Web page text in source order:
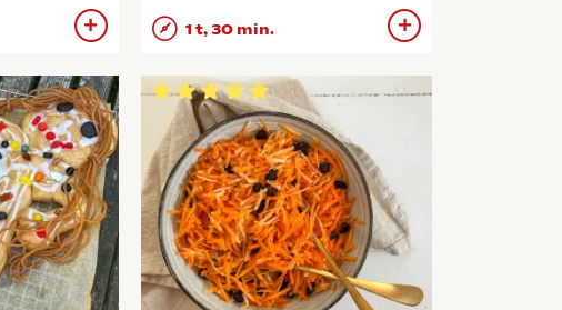
1 t, 30 min.